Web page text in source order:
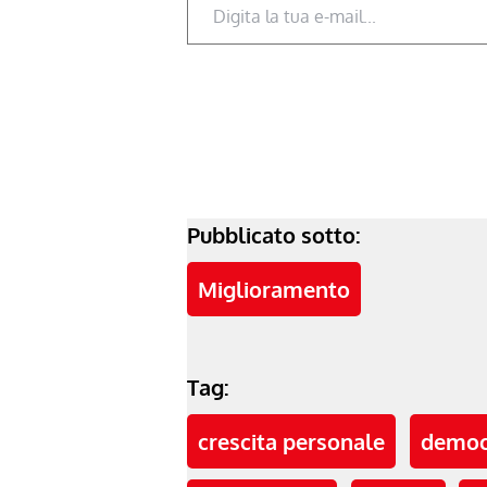
Pubblicato sotto:
Miglioramento
Tag:
crescita personale